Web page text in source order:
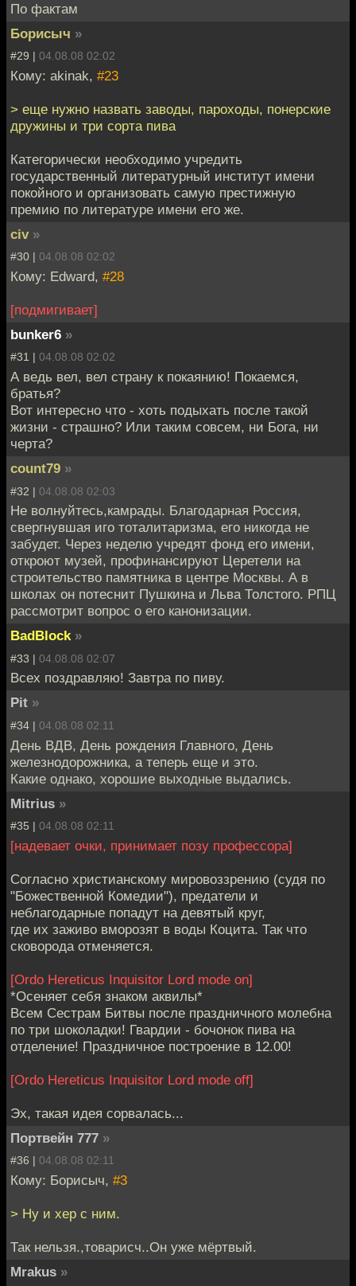
По фактам
Борисыч »
#29 | 04.08.08 02:02
Кому: akinak, #23
> еще нужно назвать заводы, пароходы, понерские
дружины и три сорта пива
Категорически необходимо учредить
государственный литературный институт имени
покойного и организовать самую престижную
премию по литературе имени его же.
civ »
#30 | 04.08.08 02:02
Кому: Edward, #28
[подмигивает]
bunker6 »
#31 | 04.08.08 02:02
А ведь вел, вел страну к покаянию! Покаемся,
братья?
Вот интересно что - хоть подыхать после такой
жизни - страшно? Или таким совсем, ни Бога, ни
черта?
count79 »
#32 | 04.08.08 02:03
Не волнуйтесь,камрады. Благодарная Россия,
свергнувшая иго тоталитаризма, его никогда не
забудет. Через неделю учредят фонд его имени,
откроют музей, профинансируют Церетели на
строительство памятника в центре Москвы. А в
школах он потеснит Пушкина и Льва Толстого. РПЦ
рассмотрит вопрос о его канонизации.
BadBlock »
#33 | 04.08.08 02:07
Всех поздравляю! Завтра по пиву.
Pit »
#34 | 04.08.08 02:11
День ВДВ, День рождения Главного, День
железнодорожника, а теперь еще и это.
Какие однако, хорошие выходные выдались.
Mitrius »
#35 | 04.08.08 02:11
[надевает очки, принимает позу профессора]
Согласно христианскому мировоззрению (судя по
"Божественной Комедии"), предатели и
неблагодарные попадут на девятый круг,
где их заживо вморозят в воды Коцита. Так что
сковорода отменяется.
[Ordo Hereticus Inquisitor Lord mode on]
*Осеняет себя знаком аквилы*
Всем Сестрам Битвы после праздничного молебна
по три шоколадки! Гвардии - бочонок пива на
отделение! Праздничное построение в 12.00!
[Ordo Hereticus Inquisitor Lord mode off]
Эх, такая идея сорвалась...
Портвейн 777 »
#36 | 04.08.08 02:11
Кому: Борисыч, #3
> Ну и хер с ним.
Так нельзя.,товарисч..Он уже мёртвый.
Mrakus »